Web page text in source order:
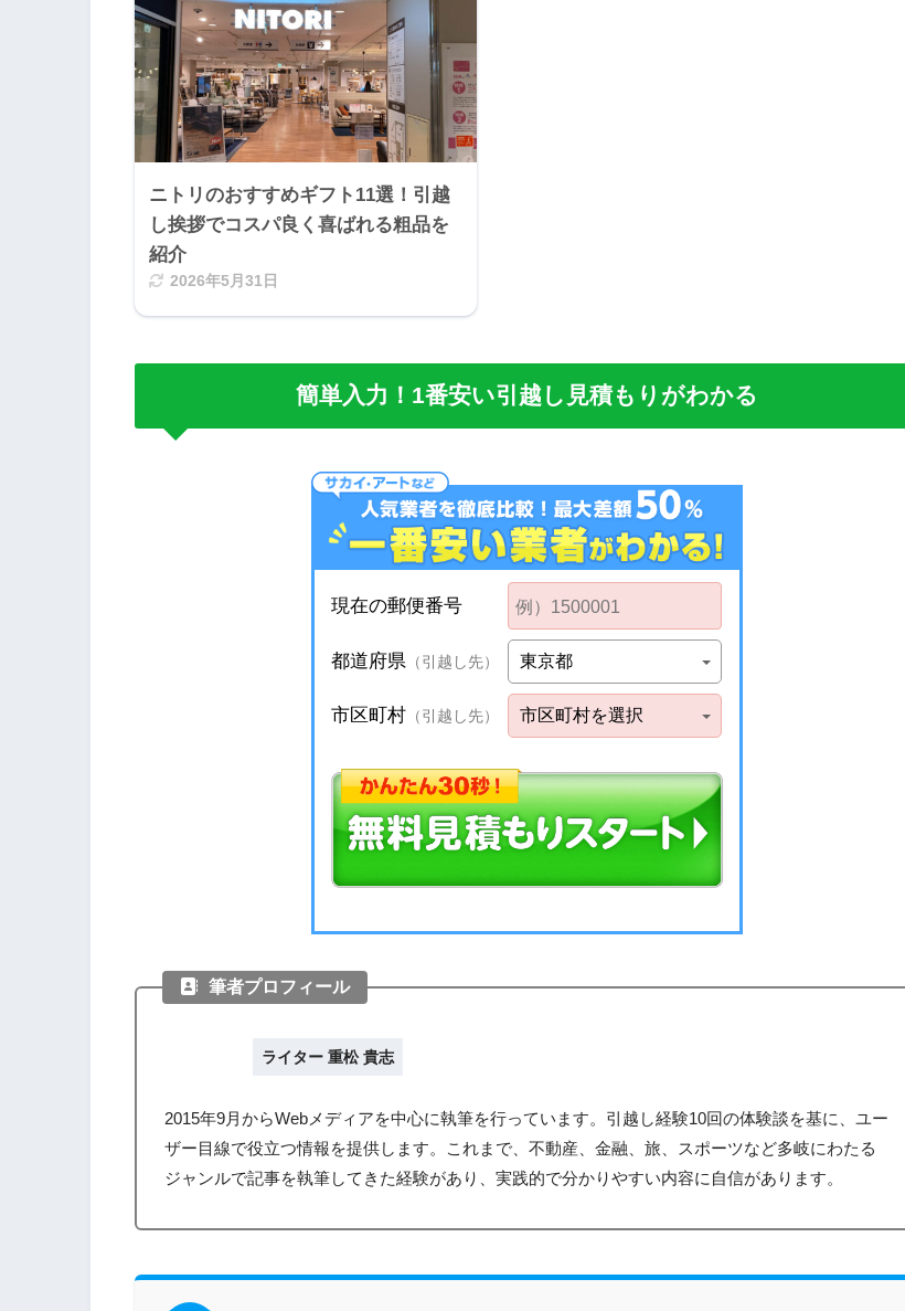
ニトリのおすすめギフト11選！引越
し挨拶でコスパ良く喜ばれる粗品を
紹介
2026年5月31日
簡単入力！1番安い引越し見積もりがわかる
筆者プロフィール
ライター 重松 貴志
2015年9月からWebメディアを中心に執筆を行っています。引越し経験10回の体験談を基に、ユー
ザー目線で役立つ情報を提供します。これまで、不動産、金融、旅、スポーツなど多岐にわたる
ジャンルで記事を執筆してきた経験があり、実践的で分かりやすい内容に自信があります。